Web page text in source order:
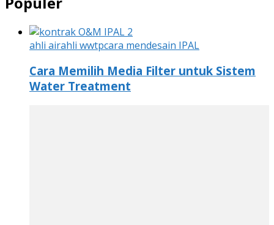
ahli airahli wwtpcara mendesain IPAL
Cara Memilih Media Filter untuk Sistem
Water Treatment